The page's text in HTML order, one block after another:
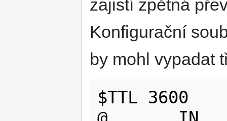
zajistí zpětná
Konfigurační
by mohl vypadat
$TTL 3600